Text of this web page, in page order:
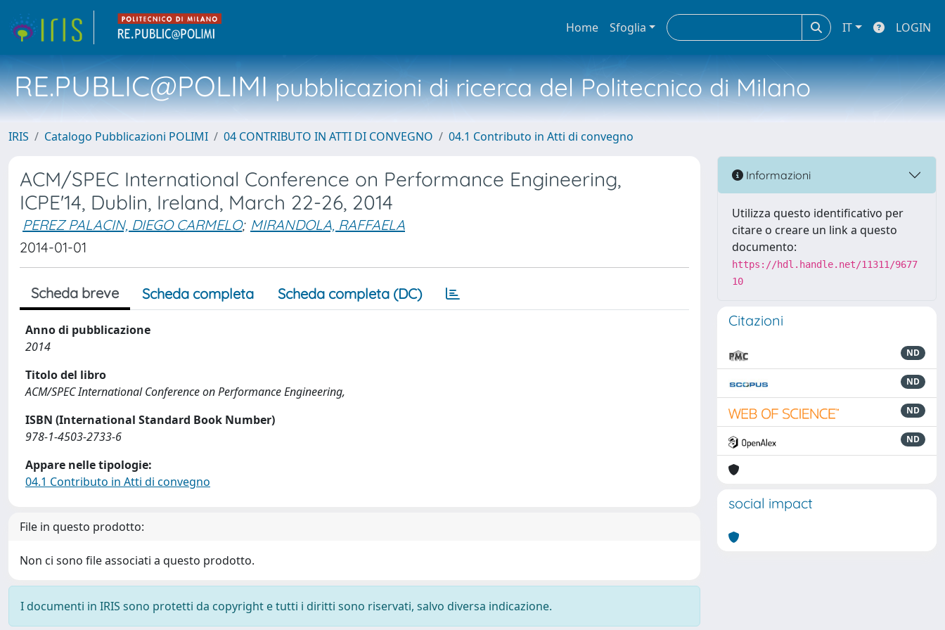
Home Sfoglia IT LOGIN
RE.PUBLIC@POLIMIpubblicazioni di ricerca del Politecnico di Milano
IRIS Catalogo Pubblicazioni POLIMI 04 CONTRIBUTO IN ATTI DI CONVEGNO 04.1 Contributo in Atti di convegno
ACM/SPEC International Conference on Performance Engineering,
ICPE'14, Dublin, Ireland, March 22-26, 2014
PEREZ PALACIN, DIEGO CARMELO; MIRANDOLA, RAFFAELA
2014-01-01
Scheda breve Scheda completa Scheda completa (DC)
Anno di pubblicazione
2014
Titolo del libro
ACM/SPEC International Conference on Performance Engineering,
ISBN (International Standard Book Number)
978-1-4503-2733-6
Appare nelle tipologie:
04.1 Contributo in Atti di convegno
File in questo prodotto:
Non ci sono file associati a questo prodotto.
I documenti in IRIS sono protetti da copyright e tutti i diritti sono riservati, salvo diversa indicazione.
Informazioni
Utilizza questo identificativo per
citare o creare un link a questo
documento:
https://hdl.handle.net/11311/9677
10
Citazioni
ND
ND
ND
ND
social impact